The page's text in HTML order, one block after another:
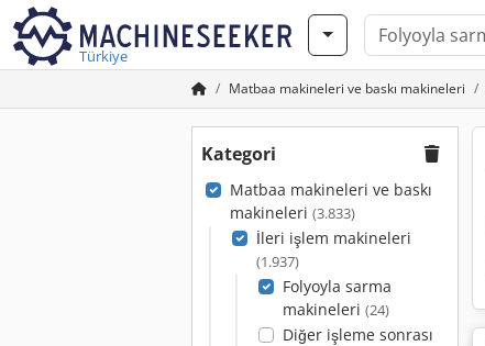
Türkiye
Matbaa makineleri ve baskı makineleri
Kategori
Matbaa makineleri ve baskı
makineleri (3.833)
İleri işlem makineleri
(1.937)
Folyoyla sarma
makineleri (24)
Diğer işleme sonrası